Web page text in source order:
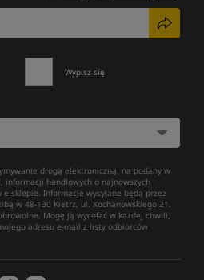
Wypisz się
drogą elektroniczną, na podany w
informacji handlowych o najnowszych
sklepie. Informacje wysyłane będą przez
w 48-130 Kietrz, ul. Kochanowskiego 21.
Mogę ją wycofać w każdej chwili,
adresu e-mail z listy odbiorców